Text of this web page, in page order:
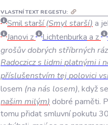
VLASTNÍ TEXT REGESTU:
Smilstarší(Smyl starší) a
Janovi z Lichtenburka a z
grošůvdobrých stříbrných
Radocziczs lidmiplatnýmii
příslušenstvím tejpolovici
losem (nanás losem), kdyžse
našim milým) dobré paměti.
tomu přidatsmluvnípokutu 30